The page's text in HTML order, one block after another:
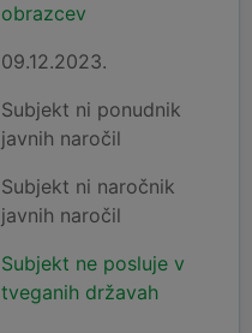
obrazcev
09.12.2023.
Subjekt ni ponudnik
javnih naročil
Subjekt ni naročnik
javnih naročil
Subjekt ne posluje v
tveganih državah